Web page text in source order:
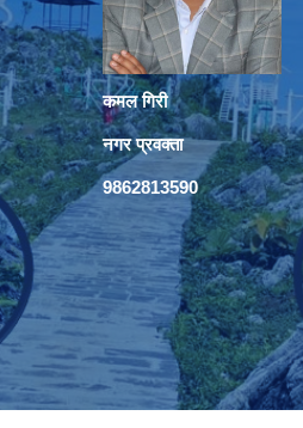
कमल गिरी
नगर प्रवक्ता
9862813590